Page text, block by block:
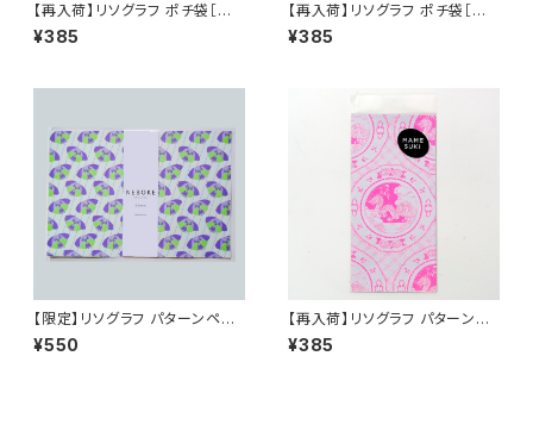
【再入荷】リソグラフ ポチ袋［太
極拳］ Neon Green
¥385
【再入荷】リソグラフ ポチ袋［ヴォ
ヤージュ］Neon Yellow × Sk
y blue × Scarlet
¥385
【限定】リソグラフ パターンペー
パー L［ねぼけたベイビー Do
g］
¥550
【再入荷】リソグラフ パターンペ
ーパー［ドラゴンプレート NEW］
Neon Pink
¥385